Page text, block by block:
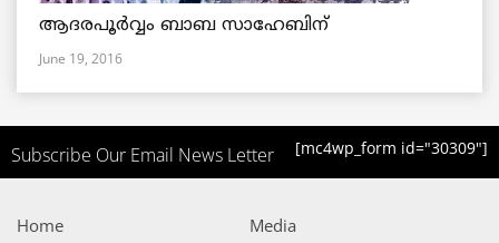
ആദരപൂര്‍വ്വം ബാബ സാഹേബിന്
June 19, 2016
Subscribe Our Email News Letter [mc4wp_form id="30309"]
Home
Media